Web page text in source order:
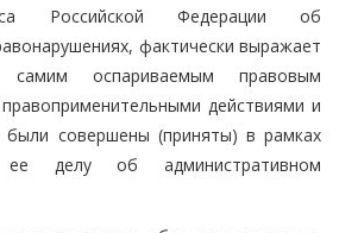
Российской Федерации об
фактически выражает
оспариваемым правовым
действиями и
совершены (приняты) в рамках
делу об административном